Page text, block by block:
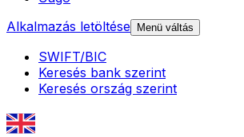
Alkalmazás letöltése Menü váltás
SWIFT/BIC
Keresés bank szerint
Keresés ország szerint